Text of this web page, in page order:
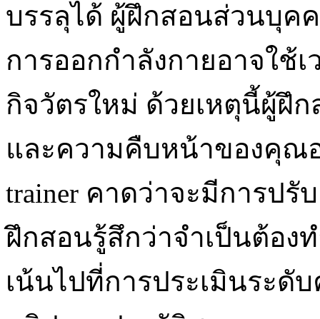
บรรลุได้ ผู้ฝึกสอนส่วนบุค
การออกกำลังกายอาจใช้
กิจวัตรใหม่ ด้วยเหตุนี้ผู้ฝึ
และความคืบหน้าของคุณอ
trainer คาดว่าจะมีการป
ฝึกสอนรู้สึกว่าจำเป็นต้อง
เน้นไปที่การประเมินระดั